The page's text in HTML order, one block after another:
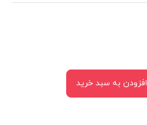
افزودن به سبد خرید